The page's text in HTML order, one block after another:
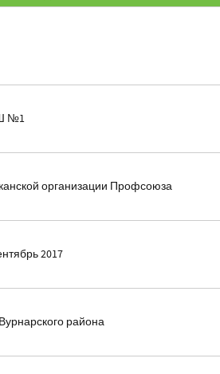
№1
организации Профсоюза
2017
района